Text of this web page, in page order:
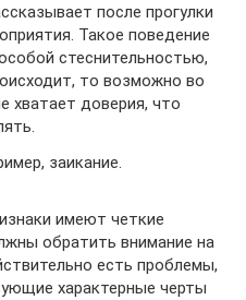
после прогулки
Такое поведение
стеснительностью,
то возможно во
хватает доверия, что
заикание.
имеют четкие
обратить внимание на
есть проблемы,
характерные черты